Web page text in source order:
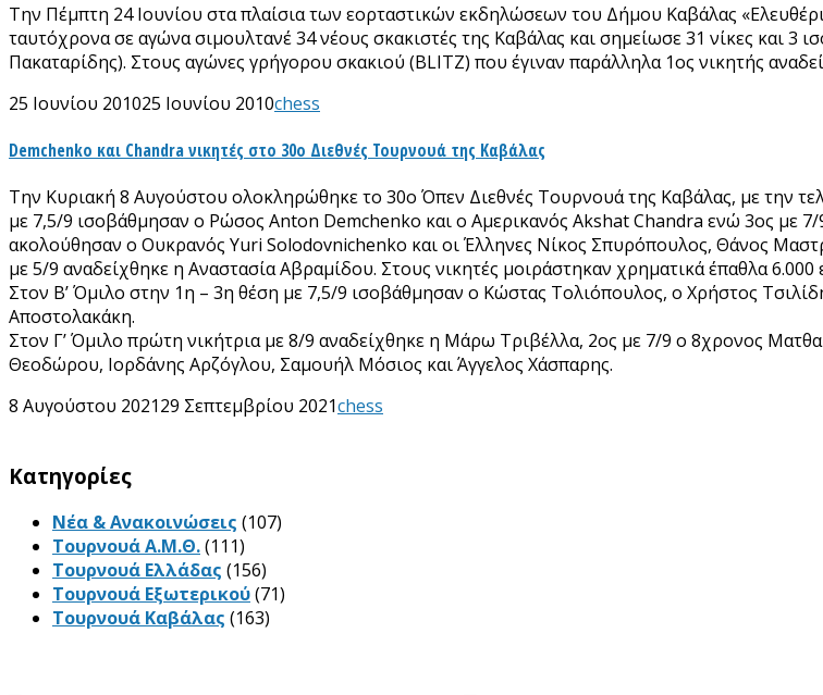
Την Πέμπτη 24 Ιουνίου στα πλαίσια των εορταστικών εκδηλώσεων του Δήμου Καβάλας
ταυτόχρονα σε αγώνα σιμουλτανέ 34 νέους σκακιστές της Καβάλας και σημείωσε 31 νίκες και
Πακαταρίδης). Στους αγώνες γρήγορου σκακιού (BLITZ) που έγιναν παράλληλα 1ος νικητής
25 Ιουνίου 201025 Ιουνίου 2010chess
Demchenko και Chandra νικητές στο 30ο Διεθνές Τουρνουά της Καβάλας
Την Κυριακή 8 Αυγούστου ολοκληρώθηκε το 30ο Όπεν Διεθνές Τουρνουά της Καβάλας, με την
με 7,5/9 ισοβάθμησαν ο Ρώσος Anton Demchenko και ο Αμερικανός Akshat Chandra ενώ 3ος με
ακολούθησαν ο Ουκρανός Yuri Solodovnichenko και οι Έλληνες Νίκος Σπυρόπουλος, Θάνος
με 5/9 αναδείχθηκε η Αναστασία Αβραμίδου. Στους νικητές μοιράστηκαν χρηματικά έπαθλα 6.000
Στον Β’ Όμιλο στην 1η – 3η θέση με 7,5/9 ισοβάθμησαν ο Κώστας Τολιόπουλος, ο Χρήστος
Αποστολακάκη.
Στον Γ’ Όμιλο πρώτη νικήτρια με 8/9 αναδείχθηκε η Μάρω Τριβέλλα, 2ος με 7/9 o 8χρονος
Θεοδώρου, Ιορδάνης Αρζόγλου, Σαμουήλ Μόσιος και Άγγελος Χάσπαρης.
8 Αυγούστου 202129 Σεπτεμβρίου 2021chess
Kατηγορίες
Νέα & Ανακοινώσεις (107)
Τουρνουά Α.Μ.Θ.(111)
Τουρνουά Ελλάδας (156)
Τουρνουά Εξωτερικού(71)
Τουρνουά Καβάλας (163)